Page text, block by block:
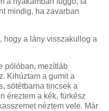
mindig, ha zavarban
hogy a lány visszakullog a
pólóban, mezítláb
Kihúztam a gumit a
sötétbarna tincsek a
éreztem a kék, fürkész
néztem vele. Már